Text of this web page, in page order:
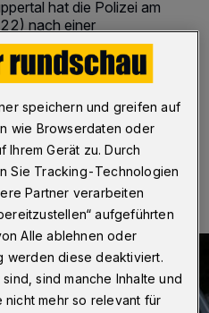
hat die Polizei am
nach einer
Autodiebe gefasst.
Kontrolle in Haan
Minute Lesezeit
speichern und greifen auf
wie Browserdaten oder
Ihrem Gerät zu. Durch
Sie Tracking-Technologien
Partner verarbeiten
aufgeführten
Alle ablehnen oder
werden diese deaktiviert.
sind manche Inhalte und
mehr so relevant für